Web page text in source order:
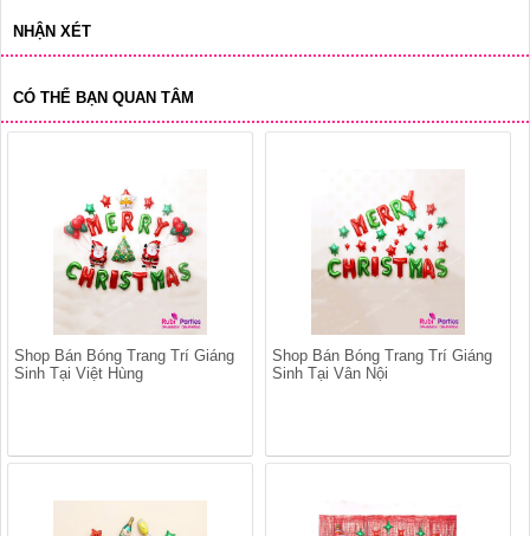
NHẬN XÉT
CÓ THỂ BẠN QUAN TÂM
Shop Bán Bóng Trang Trí Giáng
Sinh Tại Việt Hùng
Shop Bán Bóng Trang Trí Giáng
Sinh Tại Vân Nội